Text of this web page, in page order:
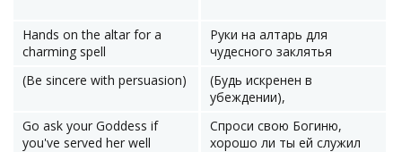
Hands on the altar for a
charming spell
Руки на алтарь для
чудесного заклятья
(Be sincere with persuasion)
(Будь искренен в
убеждении),
Go ask your Goddess if
you've served her well
Спроси свою Богиню,
хорошо ли ты ей служил